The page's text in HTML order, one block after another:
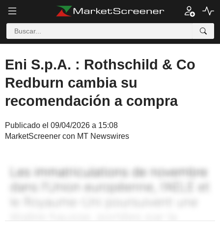
Eni S.p.A. : Rothschild & Co
Redburn cambia su
recomendación a compra
Publicado el 09/04/2026 a 15:08
MarketScreener con MT Newswires